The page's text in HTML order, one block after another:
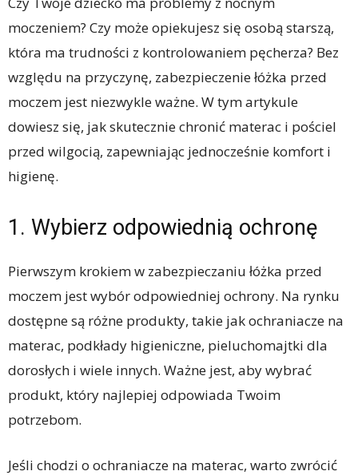
moczeniem? Czy może opiekujesz się osobą starszą,
która ma trudności z kontrolowaniem pęcherza? Bez
względu na przyczynę, zabezpieczenie łóżka przed
moczem jest niezwykle ważne. W tym artykule
dowiesz się, jak skutecznie chronić materac i pościel
przed wilgocią, zapewniając jednocześnie komfort i
higienę.
1. Wybierz odpowiednią ochronę
Pierwszym krokiem w zabezpieczaniu łóżka przed
moczem jest wybór odpowiedniej ochrony. Na rynku
dostępne są różne produkty, takie jak ochraniacze na
materac, podkłady higieniczne, pieluchomajtki dla
dorosłych i wiele innych. Ważne jest, aby wybrać
produkt, który najlepiej odpowiada Twoim
potrzebom.
Jeśli chodzi o ochraniacze na materac, warto zwrócić